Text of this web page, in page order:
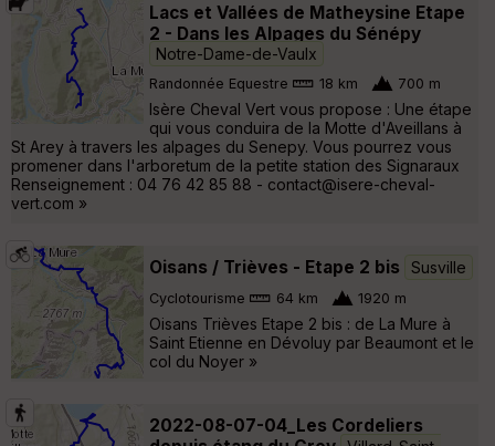
Lacs et Vallées de Matheysine Etape
2 - Dans les Alpages du Sénépy
Notre-Dame-de-Vaulx
Randonnée Equestre 18 km 700 m
Isère Cheval Vert vous propose : Une étape
qui vous conduira de la Motte d'Aveillans à
St Arey à travers les alpages du Senepy. Vous pourrez vous
promener dans l'arboretum de la petite station des Signaraux
Renseignement : 04 76 42 85 88 - contact@isere-cheval-
vert.com »
Oisans / Trièves - Etape 2 bis Susville
Cyclotourisme 64 km 1920 m
Oisans Trièves Etape 2 bis : de La Mure à
Saint Etienne en Dévoluy par Beaumont et le
col du Noyer »
2022-08-07-04_Les Cordeliers